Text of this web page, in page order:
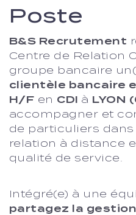
Poste
B&S Recrutement
Centre de Relation
groupe bancaire
clientèle bancaire
H/F en CDI à LYON
accompagner et
de particuliers dans
relation à distance
qualité de service.
Intégré(e) à une
partagez la